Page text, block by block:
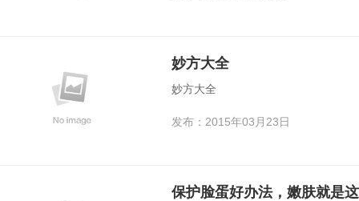
妙方大全
妙方大全
发布：2015年03月23日
保护脸蛋好办法，嫩肤就是